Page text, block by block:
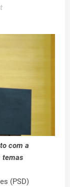
com a
temas
(PSD)